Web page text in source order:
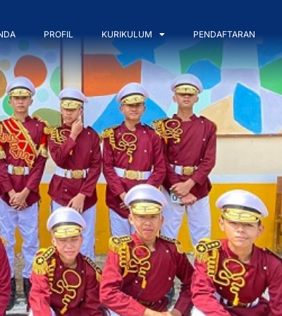
PROFIL KURIKULUM PENDAFTARAN